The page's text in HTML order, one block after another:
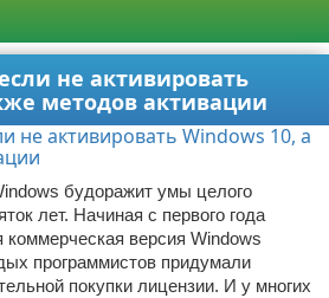
не активировать
методов активации
будоражит умы целого
лет. Начиная с первого года
версия Windows
программистов придумали
покупки лицензии. И у многих